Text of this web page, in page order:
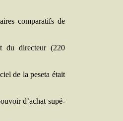
com­pa­ra­tifs de
du direc­teur (220
de la pese­ta était
d’achat supé­